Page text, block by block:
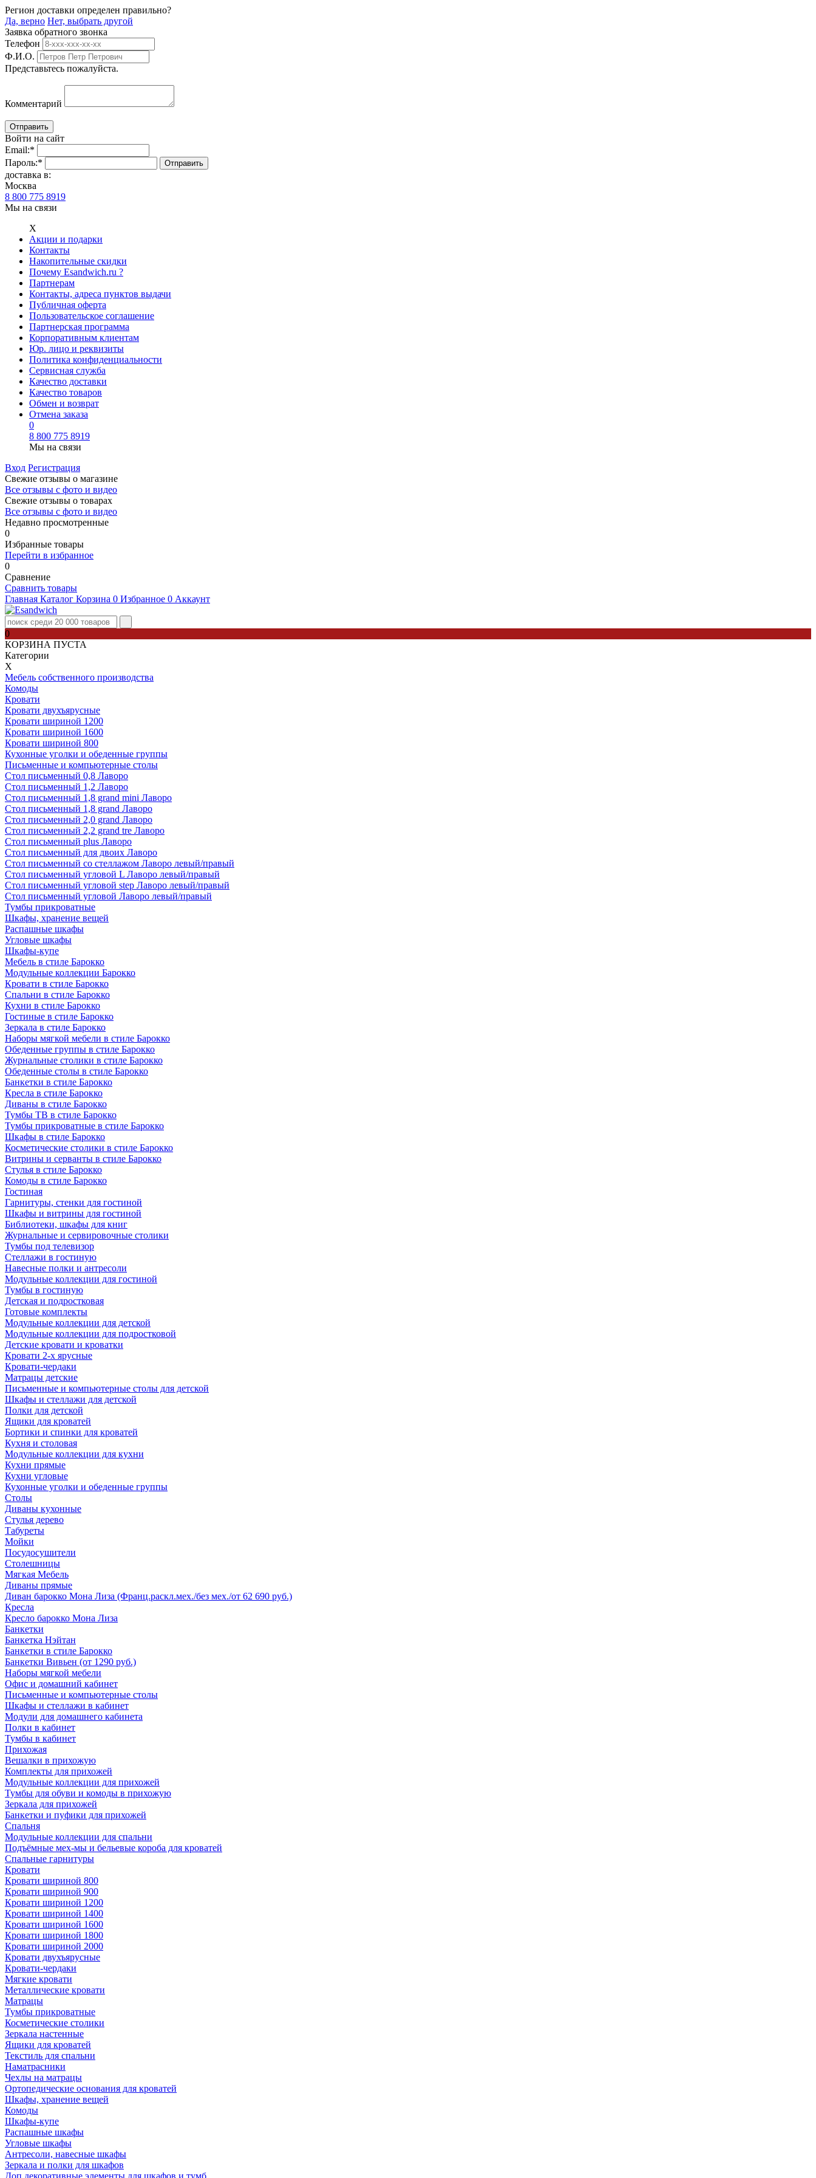
Регион доставки определен правильно?
Да, верно Нет, выбрать другой
Заявка обратного звонка
Телефон
Ф.И.О.
Представьтесь пожалуйста.
Комментарий
Войти на сайт
Email:*
Пароль:*
доставка в:
Москва
8 800 775 8919
Мы на связи
Х
Акции и подарки
Контакты
Накопительные скидки
Почему Esandwich.ru ?
Партнерам
Контакты, адреса пунктов выдачи
Публичная оферта
Пользовательское соглашение
Партнерская программа
Корпоративным клиентам
Юр. лицо и реквизиты
Политика конфиденциальности
Сервисная служба
Качество доставки
Качество товаров
Обмен и возврат
Отмена заказа
0
8 800 775 8919
Мы на связи
Вход Регистрация
Свежие отзывы о магазине
Все отзывы с фото и видео
Свежие отзывы о товарах
Все отзывы c фото и видео
Недавно просмотренные
0
Избранные товары
Перейти в избранное
0
Сравнение
Сравнить товары
Главная Каталог Корзина 0 Избранное 0 Аккаунт
0
КОРЗИНА ПУСТА
Категории
Х
Мебель собственного производства
Комоды
Кровати
Кровати двухъярусные
Кровати шириной 1200
Кровати шириной 1600
Кровати шириной 800
Кухонные уголки и обеденные группы
Письменные и компьютерные столы
Стол письменный 0,8 Лаворо
Стол письменный 1,2 Лаворо
Стол письменный 1,8 grand mini Лаворо
Стол письменный 1,8 grand Лаворо
Стол письменный 2,0 grand Лаворо
Стол письменный 2,2 grand tre Лаворо
Стол письменный plus Лаворо
Стол письменный для двоих Лаворо
Стол письменный со стеллажом Лаворо левый/правый
Стол письменный угловой L Лаворо левый/правый
Стол письменный угловой step Лаворо левый/правый
Стол письменный угловой Лаворо левый/правый
Тумбы прикроватные
Шкафы, хранение вещей
Распашные шкафы
Угловые шкафы
Шкафы-купе
Мебель в стиле Барокко
Модульные коллекции Барокко
Кровати в стиле Барокко
Спальни в стиле Барокко
Кухни в стиле Барокко
Гостиные в стиле Барокко
Зеркала в стиле Барокко
Наборы мягкой мебели в стиле Барокко
Обеденные группы в стиле Барокко
Журнальные столики в стиле Барокко
Обеденные столы в стиле Барокко
Банкетки в стиле Барокко
Кресла в стиле Барокко
Диваны в стиле Барокко
Тумбы ТВ в стиле Барокко
Тумбы прикроватные в стиле Барокко
Шкафы в стиле Барокко
Косметические столики в стиле Барокко
Витрины и серванты в стиле Барокко
Стулья в стиле Барокко
Комоды в стиле Барокко
Гостиная
Гарнитуры, стенки для гостиной
Шкафы и витрины для гостиной
Библиотеки, шкафы для книг
Журнальные и сервировочные столики
Тумбы под телевизор
Стеллажи в гостиную
Навесные полки и антресоли
Модульные коллекции для гостиной
Тумбы в гостиную
Детская и подростковая
Готовые комплекты
Модульные коллекции для детской
Модульные коллекции для подростковой
Детские кровати и кроватки
Кровати 2-х ярусные
Кровати-чердаки
Матрацы детские
Письменные и компьютерные столы для детской
Шкафы и стеллажи для детской
Полки для детской
Ящики для кроватей
Бортики и спинки для кроватей
Кухня и столовая
Модульные коллекции для кухни
Кухни прямые
Кухни угловые
Кухонные уголки и обеденные группы
Столы
Диваны кухонные
Стулья дерево
Табуреты
Мойки
Посудосушители
Столешницы
Мягкая Мебель
Диваны прямые
Диван барокко Мона Лиза (Франц.раскл.мех./без мех./от 62 690 руб.)
Кресла
Кресло барокко Мона Лиза
Банкетки
Банкетка Нэйтан
Банкетки в стиле Барокко
Банкетки Вивьен (от 1290 руб.)
Наборы мягкой мебели
Офис и домашний кабинет
Письменные и компьютерные столы
Шкафы и стеллажи в кабинет
Модули для домашнего кабинета
Полки в кабинет
Тумбы в кабинет
Прихожая
Вешалки в прихожую
Комплекты для прихожей
Модульные коллекции для прихожей
Тумбы для обуви и комоды в прихожую
Зеркала для прихожей
Банкетки и пуфики для прихожей
Спальня
Модульные коллекции для спальни
Подъёмные мех-мы и бельевые короба для кроватей
Спальные гарнитуры
Кровати
Кровати шириной 800
Кровати шириной 900
Кровати шириной 1200
Кровати шириной 1400
Кровати шириной 1600
Кровати шириной 1800
Кровати шириной 2000
Кровати двухъярусные
Кровати-чердаки
Мягкие кровати
Металлические кровати
Матрацы
Тумбы прикроватные
Косметические столики
Зеркала настенные
Ящики для кроватей
Текстиль для спальни
Наматрасники
Чехлы на матрацы
Ортопедические основания для кроватей
Шкафы, хранение вещей
Комоды
Шкафы-купе
Распашные шкафы
Угловые шкафы
Антресоли, навесные шкафы
Зеркала и полки для шкафов
Доп.декоративные элементы для шкафов и тумб